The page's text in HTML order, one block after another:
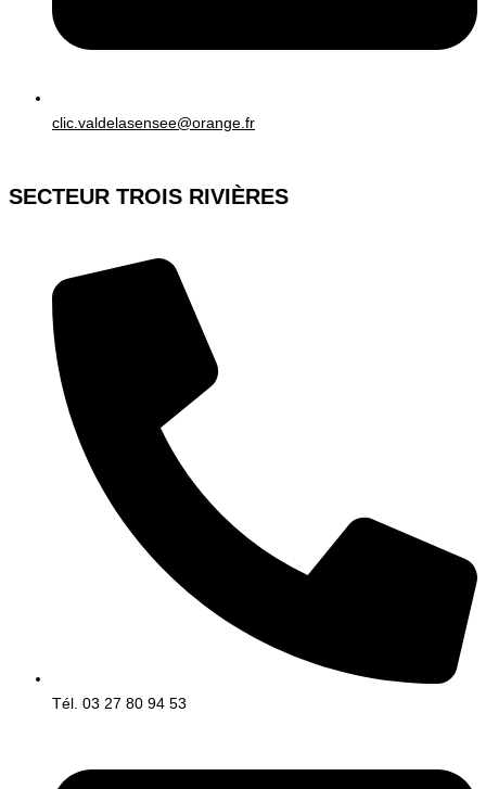
clic.valdelasensee@orange.fr
SECTEUR TROIS RIVIÈRES
Tél. 03 27 80 94 53